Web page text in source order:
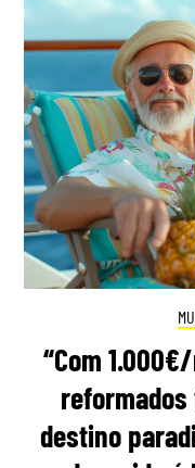
“Com
destino